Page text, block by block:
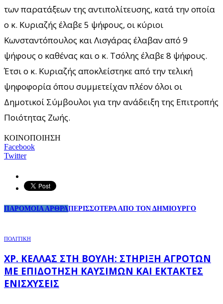
των παρατάξεων της αντιπολίτευσης, κατά την οποία
ο κ. Κυριαζής έλαβε 5 ψήφους, οι κύριοι
Κωνσταντόπουλος και Λισγάρας έλαβαν από 9
ψήφους ο καθένας και ο κ. Τσόλης έλαβε 8 ψήφους.
Έτσι ο κ. Κυριαζής αποκλείστηκε από την τελική
ψηφοφορία όπου συμμετείχαν πλέον όλοι οι
Δημοτικοί Σύμβουλοι για την ανάδειξη της Επιτροπής
Ποιότητας Ζωής.
ΚΟΙΝΟΠΟΙΗΣΗ
Facebook
Twitter
ΠΑΡΟΜΟΙΑ ΑΡΘΡΑΠΕΡΙΣΣΟΤΕΡΑ ΑΠΟ ΤΟΝ ΔΗΜΙΟΥΡΓΟ
ΠΟΛΙΤΙΚΗ
ΧΡ. ΚΈΛΛΑΣ ΣΤΗ ΒΟΥΛΉ: ΣΤΉΡΙΞΗ ΑΓΡΟΤΏΝ
ΜΕ ΕΠΙΔΌΤΗΣΗ ΚΑΥΣΊΜΩΝ ΚΑΙ ΈΚΤΑΚΤΕΣ
ΕΝΙΣΧΎΣΕΙΣ